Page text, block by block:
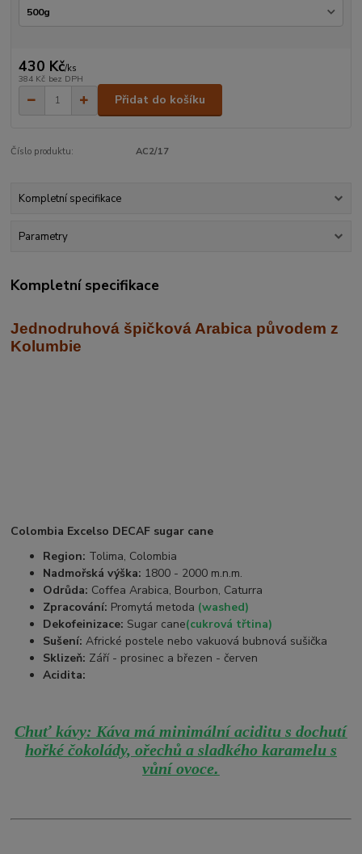
430 Kč/ks
384 Kč bez DPH
Přidat do košíku
Číslo produktu: AC2/17
Kompletní specifikace
Parametry
Kompletní specifikace
Jednodruhová špičková Arabica původem z
Kolumbie
Colombia Excelso DECAF sugar cane
Region: Tolima, Colombia
Nadmořská výška: 1800 - 2000 m.n.m.
Odrůda: Coffea Arabica, Bourbon, Caturra
Zpracování: Promytá metoda (washed)
Dekofeinizace: Sugar cane(cukrová třtina)
Sušení: Africké postele nebo vakuová bubnová sušička
Sklizeň: Září - prosinec a březen - červen
Acidita:
Chuť kávy: Káva má minimální aciditu s dochutí
hořké čokolády, ořechů a sladkého karamelu s
vůní ovoce.